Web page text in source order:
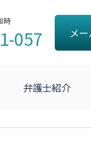
時
057 メ
弁護士紹介